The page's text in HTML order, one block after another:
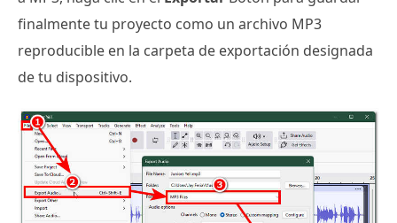
finalmente tu proyecto como un archivo MP3
reproducible en la carpeta de exportación designada
de tu dispositivo.